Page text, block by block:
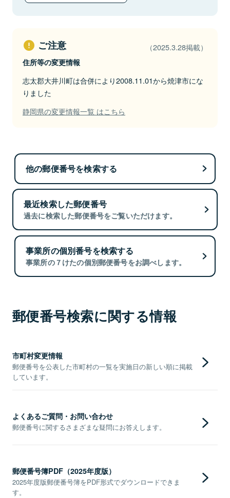
ご注意 （2025.3.28掲載）
住所等の変更情報
志太郡大井川町は合併により2008.11.01から焼津市にな
りました
静岡県の変更情報一覧 はこちら
他の郵便番号を検索する
最近検索した郵便番号
過去に検索した郵便番号をご覧いただけます。
事業所の個別番号を検索する
事業所の７けたの個別郵便番号をお調べします。
郵便番号検索に関する情報
市町村変更情報
郵便番号を公表した市町村の一覧を実施日の新しい順に掲載
しています。
よくあるご質問・お問い合わせ
郵便番号に関するさまざまな疑問にお答えします。
郵便番号簿PDF（2025年度版）
2025年度版郵便番号簿をPDF形式でダウンロードできま
す。